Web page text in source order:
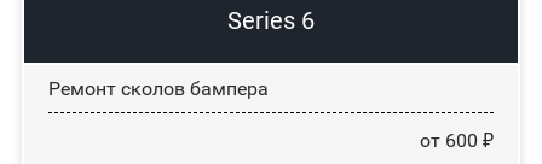
Series 6
Ремонт сколов бампера
от 600 ₽